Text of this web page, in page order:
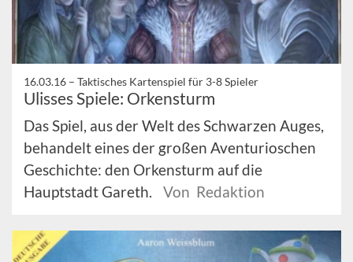
16.03.16 – Taktisches Kartenspiel für 3-8 Spieler
Ulisses Spiele: Orkensturm
Das Spiel, aus der Welt des Schwarzen Auges,
behandelt eines der großen Aventurioschen
Geschichte: den Orkensturm auf die
Hauptstadt Gareth.
Von Redaktion